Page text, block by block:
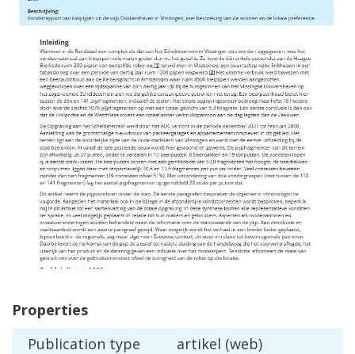
Properties
Publication type artikel (web)